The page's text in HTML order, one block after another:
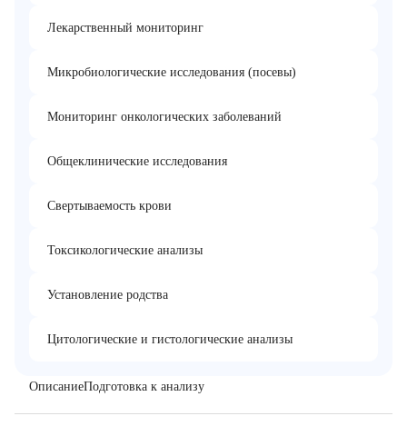
Лекарственный мониторинг
Микробиологические исследования (посевы)
Мониторинг онкологических заболеваний
Общеклинические исследования
Свертываемость крови
Токсикологические анализы
Установление родства
Цитологические и гистологические анализы
ОписаниеПодготовка к анализу